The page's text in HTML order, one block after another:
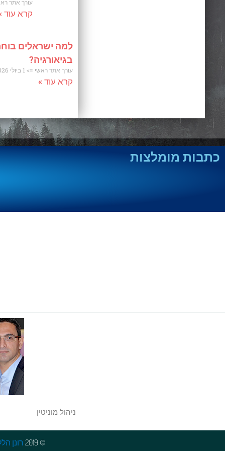
עורך אתר
קרא עוד
למה ישראלים
בגיאורגיה?
עורך אתר ראשי 1 ביולי 2026
קרא עוד »
כתבות מומלצות
ניהול מוניטין
© 2019 רונן